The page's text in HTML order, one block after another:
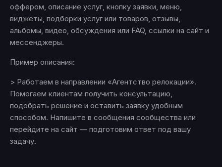
оффером, описание услуг, кнопку заявки, меню,
виджеты, подборки услуг или товаров, отзывы,
альбомы, видео, обсуждения или FAQ, ссылки на сайт и
мессенджеры.
Пример описания:
> Работаем в направлении «Агентство релокации».
Помогаем клиентам получить консультацию,
подобрать решение и оставить заявку удобным
способом. Напишите в сообщения сообщества или
перейдите на сайт — подготовим ответ под вашу
задачу.